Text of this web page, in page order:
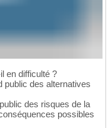
en difficulté ?
public des alternatives
des risques de la
possibles